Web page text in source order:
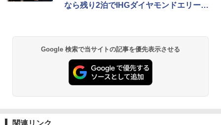
なら残り2泊でIHGダイヤモンドエリート
Google 検索で当サイトの記事を優先表示させる